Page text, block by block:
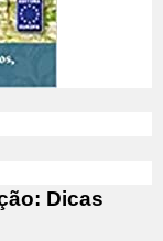
Dicas